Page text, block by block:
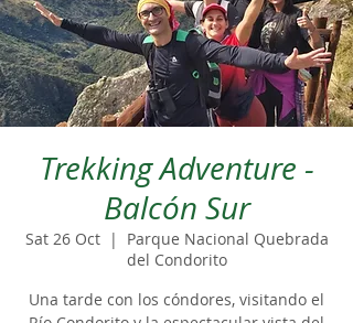
Trekking Adventure -
Balcón Sur
Sat 26 Oct
  |
Parque Nacional Quebrada
del Condorito
Una tarde con los cóndores, visitando el